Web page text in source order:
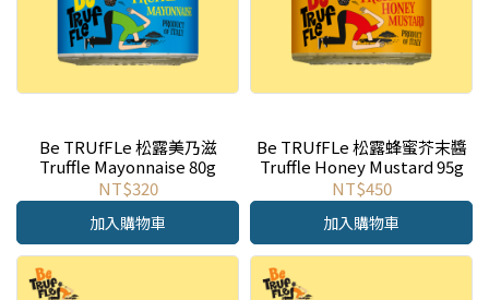
Be TRUfFLe 松露美乃滋
Truffle Mayonnaise 80g
NT$320
加入購物車
Be TRUfFLe 松露蜂蜜芥末醬
Truffle Honey Mustard 95g
NT$450
加入購物車